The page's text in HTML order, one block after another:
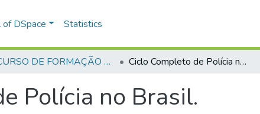
DSpace Statistics
CURSO DE FORMAÇÃO DE PRAÇAS - CFP - 2018 Ciclo Completo de Polícia no Brasil.
Polícia no Brasil.